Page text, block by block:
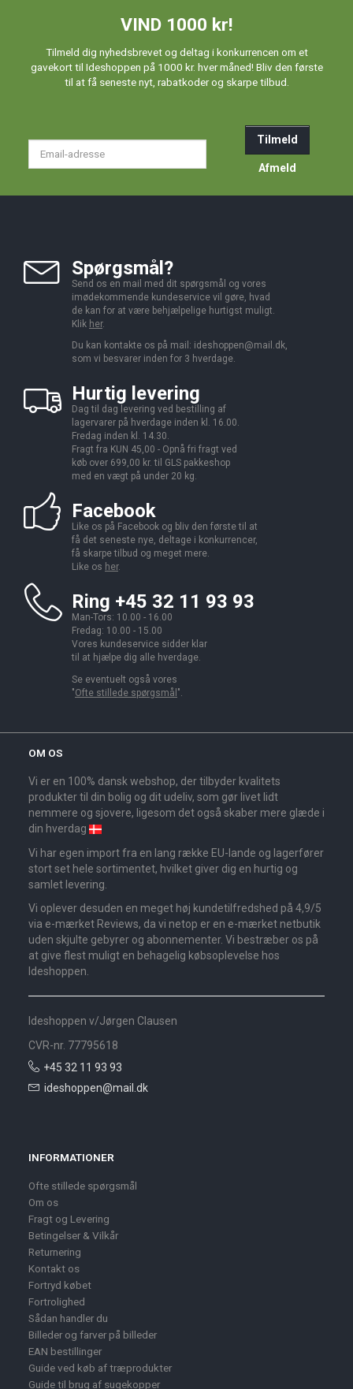
VIND 1000 kr!
Tilmeld dig nyhedsbrevet og deltag i konkurrencen om et
gavekort til Ideshoppen på 1000 kr. hver måned! Bliv den første
til at få seneste nyt, rabatkoder og skarpe tilbud.
Tilmeld
Afmeld
Spørgsmål?
Send os en mail med dit spørgsmål og vores
imødekommende kundeservice vil gøre, hvad
de kan for at være behjælpelige hurtigst muligt.
Klik her.
Du kan kontakte os på mail: ideshoppen@mail.dk,
som vi besvarer inden for 3 hverdage.
Hurtig levering
Dag til dag levering ved bestilling af
lagervarer på hverdage inden kl. 16.00.
Fredag inden kl. 14.30.
Fragt fra KUN 45,00 - Opnå fri fragt ved
køb over 699,00 kr. til GLS pakkeshop
med en vægt på under 20 kg.
Facebook
Like os på Facebook og bliv den første til at
få det seneste nye, deltage i konkurrencer,
få skarpe tilbud og meget mere.
Like os her.
Ring +45 32 11 93 93
Man-Tors: 10.00 - 16.00
Fredag: 10.00 - 15.00
Vores kundeservice sidder klar
til at hjælpe dig alle hverdage.
Se eventuelt også vores
"Ofte stillede spørgsmål ".
OM OS
Vi er en 100% dansk webshop, der tilbyder kvalitets
produkter til din bolig og dit udeliv, som gør livet lidt
nemmere og sjovere, ligesom det også skaber mere glæde i
din hverdag
Vi har egen import fra en lang række EU-lande og lagerfører
stort set hele sortimentet, hvilket giver dig en hurtig og
samlet levering.
Vi oplever desuden en meget høj kundetilfredshed på 4,9/5
via e-mærket Reviews, da vi netop er en e-mærket netbutik
uden skjulte gebyrer og abonnementer. Vi bestræber os på
at give flest muligt en behagelig købsoplevelse hos
Ideshoppen.
Ideshoppen v/Jørgen Clausen
CVR-nr. 77795618
+45 32 11 93 93
ideshoppen@mail.dk
INFORMATIONER
Ofte stillede spørgsmål
Om os
Fragt og Levering
Betingelser & Vilkår
Returnering
Kontakt os
Fortryd købet
Fortrolighed
Sådan handler du
Billeder og farver på billeder
EAN bestillinger
Guide ved køb af træprodukter
Guide til brug af sugekopper